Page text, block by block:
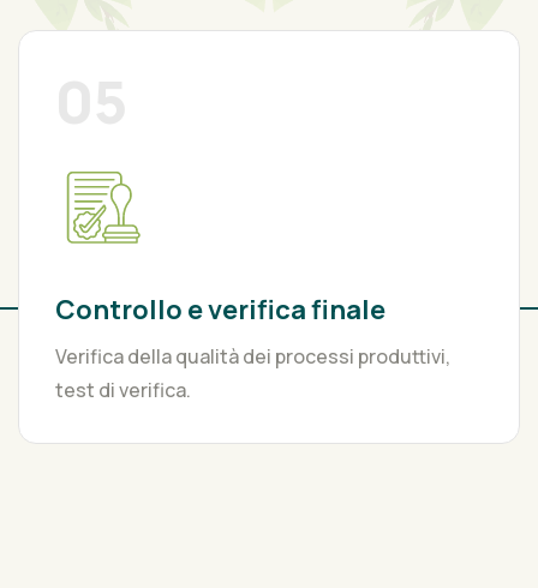
OUT (Rifiuti in Uscita)
Valorizzazione dei materiali selezionati per
successivi riutilizzi – Second LIFE